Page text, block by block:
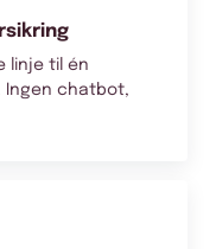
linje til én
Ingen chatbot,